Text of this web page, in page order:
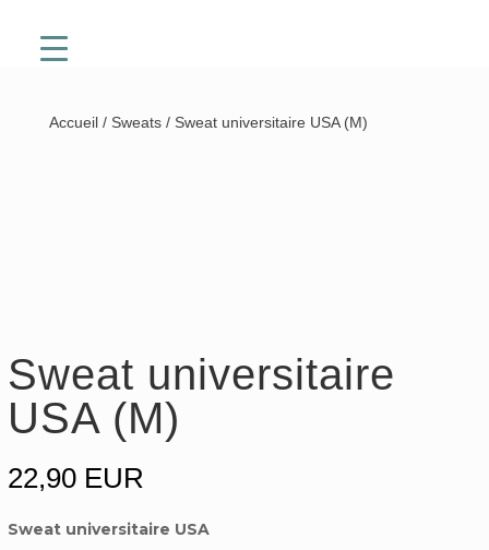
Accueil/ Sweats/ Sweat universitaire USA (M)
Sweat universitaire
USA (M)
22,90 EUR
Sweatuniversitaire USA